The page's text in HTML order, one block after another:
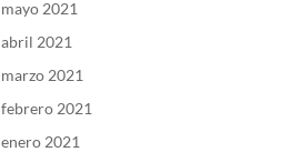
mayo 2021
abril 2021
marzo 2021
febrero 2021
enero 2021